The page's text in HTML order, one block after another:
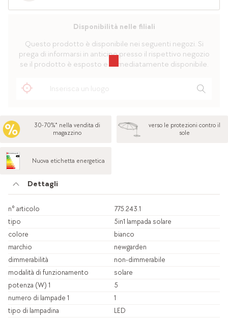
Disponibilità nelle filiali
Questo prodotto è disponibile nei seguenti negozi. Si
prega di informarsi in anticipo presso il rispettivo negozio
se il prodotto è esposto e immediatamente disponibile.
30-70%* nella vendita di
magazzino
verso le protezioni contro il
sole
Nuova etichetta energetica
Dettagli
n° articolo
775.243.1
tipo
5in1 lampada solare
colore
bianco
marchio
newgarden
dimmerabilità
non-dimmerabile
modalità di funzionamento
solare
potenza (W) 1
5
numero di lampade 1
1
tipo di lampadina
LED